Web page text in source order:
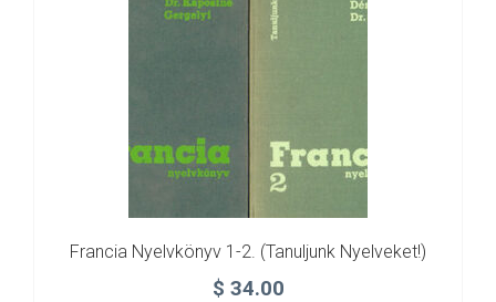
Francia Nyelvkönyv 1-2. (Tanuljunk Nyelveket!)
$ 34.00